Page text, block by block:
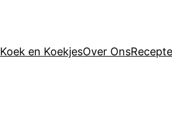
Koek en KoekjesOver Ons